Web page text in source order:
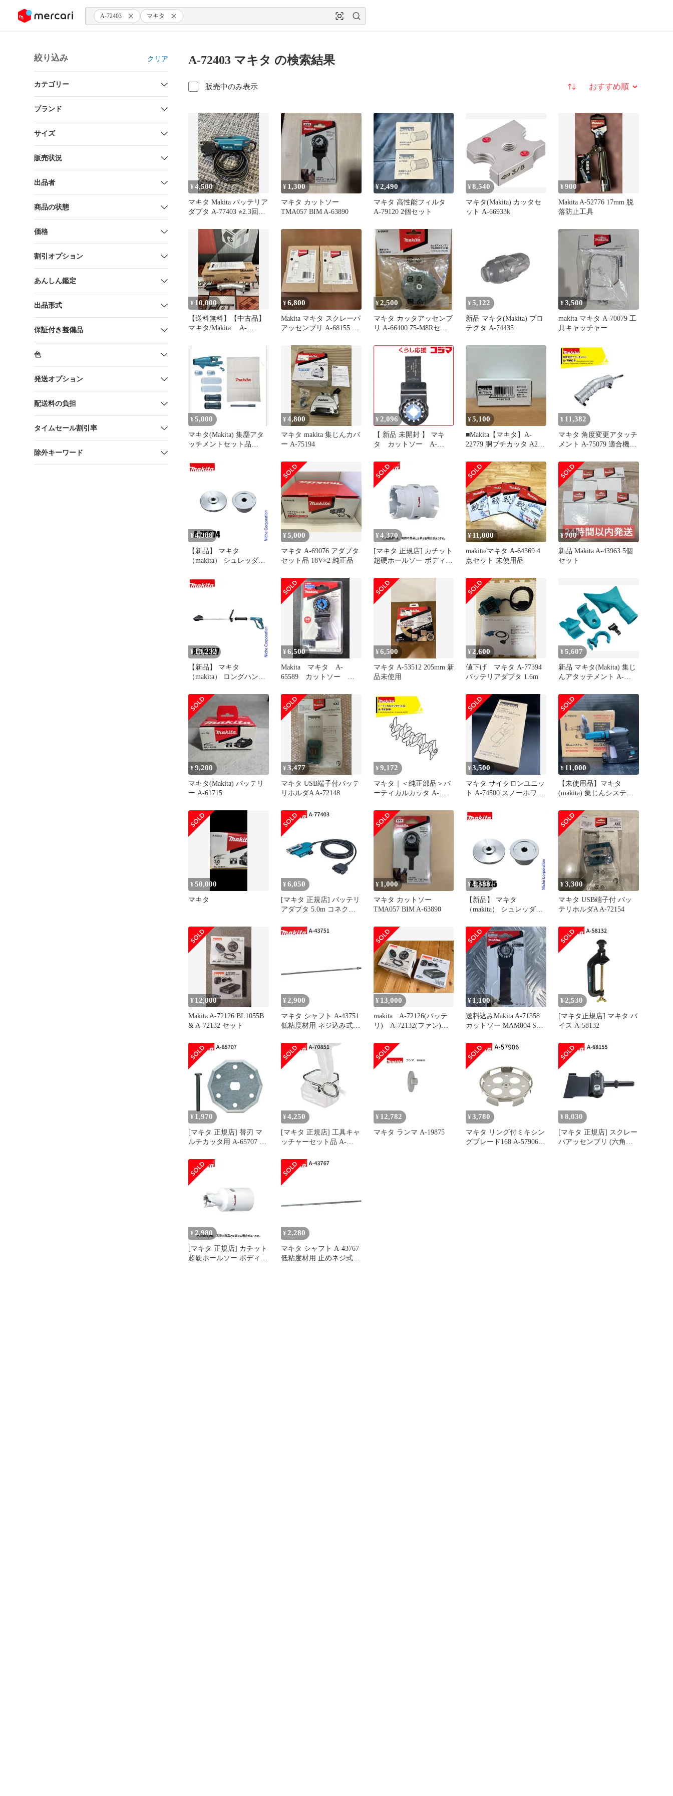
ツにスキップ A-72403 マキタ
絞り込み クリア
カテゴリー
ブランド
サイズ
販売状況
出品者
商品の状態
価格
割引オプション
あんしん鑑定
出品形式
保証付き整備品
色
発送オプション
配送料の負担
タイムセール割引率
除外キーワード
A-72403 マキタ の検索結果
販売中のみ表示 並び替え
¥4,500
マキタ Makita バッテリア
ダプタ A-77403 ⭐︎2.3回使
¥ 1,300
マキタ カットソー
TMA057 BIM A-63890
¥2,490
マキタ 高性能フィルタ
A-79120 2個セット
¥8,540
マキタ(Makita) カッタセ
ット A-66933k
¥900
Makita A-52776 17mm 脱
落防止工具
¥ 10,000
【送料無料】【中古品】
マキタ/Makita A-
チメント【ハンズクラフ
ト島根出雲】
¥6,800
Makita マキタ スクレーパ
アッセンブリ A-68155 2
¥2,500
マキタ カッタアッセンブ
リ A-66400 75-M8Rセット
¥ 5,122
新品 マキタ(Makita) プロ
テクタ A-74435
¥3,500
makita マキタ A-70079 工
具キャッチャー
¥ 5,000
マキタ(Makita) 集塵アタ
ッチメントセット品
¥4,800
マキタ makita 集じんカバ
ー A-75194
¥ 2,096
【 新品 未開封 】 マキ
タ カットソー A-
¥5,100
■Makita【マキタ】A-
22779 胴ブチカッタ A25-
¥ 11,382
マキタ 角度変更アタッチ
メント A-75079 適合機種
¥4,388
【新品】 マキタ
（makita） シュレッダー
75574
¥5,000
マキタ A-69076 アダプタ
セット品 18V×2 純正品
¥ 4,370
[マキタ 正規店] カチット
超硬ホールソー ボディの
37150(30mm) A-
37166(31mm) A-
37172(32mm)
¥ 11,000
makita/マキタ A-64369 4
点セット 未使用品
¥700
新品 Makita A-43963 5個
セット
¥13,232
【新品】 マキタ
（makita） ロングハンド
79837 アタッチメント ア
クセサリー 部品 取り付
け 細断 作業負担軽減
¥6,500
Makita マキタ A-
65589 カットソー
¥6,500
マキタ A-53512 205mm 新
品未使用
¥ 2,600
値下げ マキタ A-77394
バッテリアダプタ 1.6m
¥5,607
新品 マキタ(Makita) 集じ
んアタッチメント A-
¥9,200
マキタ(Makita) バッテリ
ー A-61715
¥3,477
マキタ USB端子付バッテ
リホルダA A-72148
¥ 9,172
マキタ｜＜純正部品＞バ
ーティカルカッタ A-
¥3,500
マキタ サイクロンユニッ
ト A-74500 スノーホワイ
¥ 11,000
【未使用品】マキタ
(makita) 集じんシステム
¥50,000
マキタ
¥ 6,050
[マキタ 正規店] バッテリ
アダプタ 5.0m コネクタ
ーツ 部品 正規品 おすす
め 便利
¥ 1,000
マキタ カットソー
TMA057 BIM A-63890
¥4,388
【新品】 マキタ
（makita） シュレッダー
75225 草刈機 刈払機 刈払
い機 アクセサリー
¥3,300
マキタ USB端子付 バッ
テリホルダA A-72154
¥ 12,000
Makita A-72126 BL1055B
& A-72132 セット
¥ 2,900
マキタ シャフト A-43751
低粘度材用 ネジ込み式
正規品 純正品 撹拌機 撹
拌 かくはん機 かくはん
アクセサリ アタッチメン
ト 部品 交換
¥ 13,000
makita A-72126(バッテ
リ) A-72132(ファン)
¥1,100
送料込みMakita A-71358
カットソー MAM004 SK
¥ 2,530
[マキタ正規店] マキタ バ
イス A-58132
¥ 1,970
[マキタ 正規店] 替刃 マ
ルチカッタ用 A-65707 ロ
¥ 4,250
[マキタ 正規店] 工具キャ
ッチャーセット品 A-
¥ 12,782
マキタ ランマ A-19875
¥ 3,780
マキタ リング付ミキシン
グブレード168 A-57906
¥ 8,030
[マキタ 正規店] スクレー
パアッセンブリ (六角シ
¥ 2,980
[マキタ 正規店] カチット
超硬ホールソー ボディの
¥ 2,280
マキタ シャフト A-43767
低粘度材用 止めネジ式